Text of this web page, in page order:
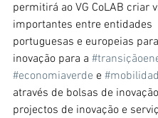
permitirá ao VG CoLAB criar
importantes entre entidades
portuguesas e europeias
inovação para a
#economiaverde e
através de bolsas de
projectos de inovação e